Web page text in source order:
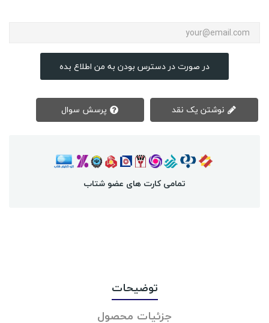
در صورت در دسترس بودن به من اطلاع بده
تمامی کارت های عضو شتاب
توضیحات
جزئیات محصول